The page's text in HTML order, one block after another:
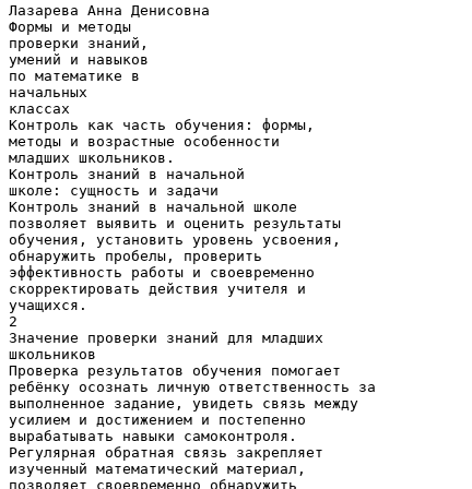
Лазарева Анна Денисовна
Формы и методы
проверки знаний,
умений и навыков
по математике в
начальных
классах
Контроль как часть обучения: формы,
методы и возрастные особенности
младших школьников.
Контроль знаний в начальной
школе: сущность и задачи
Контроль знаний в начальной школе
позволяет выявить и оценить результаты
обучения, установить уровень усвоения,
обнаружить пробелы, проверить
эффективность работы и своевременно
скорректировать действия учителя и
учащихся.
2
Значение проверки знаний для младших
школьников
Проверка результатов обучения помогает
ребёнку осознать личную ответственность за
выполненное задание, увидеть связь между
усилием и достижением и постепенно
вырабатывать навыки самоконтроля.
Регулярная обратная связь закрепляет
изученный математический материал,
позволяет своевременно обнаружить